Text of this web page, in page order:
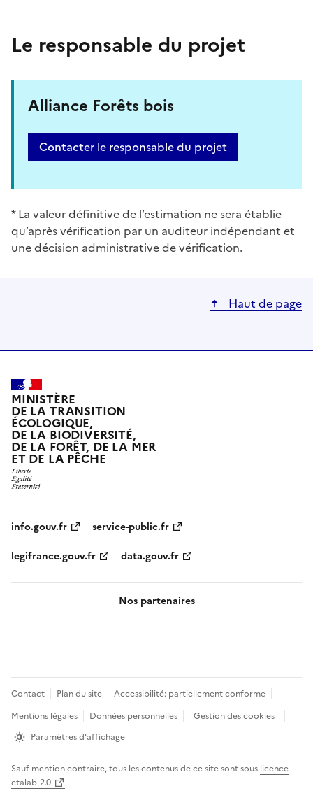
Le responsable du projet
Alliance Forêts bois
Contacter le responsable du projet
* La valeur définitive de l’estimation ne sera établie
qu’après vérification par un auditeur indépendant et
une décision administrative de vérification.
Haut de page
MINISTÈRE
DE LA TRANSITION
ÉCOLOGIQUE,
DE LA BIODIVERSITÉ,
DE LA FORÊT, DE LA MER
ET DE LA PÊCHE
info.gouv.fr
service-public.fr
legifrance.gouv.fr
data.gouv.fr
Nos partenaires
Pied
de
page
Contact Plan du site
Accessibilité: partiellement conforme
Mentions légales
Données personnelles
Gestion des cookies
Paramètres d'affichage
Sauf mention contraire, tous les contenus de ce site sont sous licence
etalab-2.0